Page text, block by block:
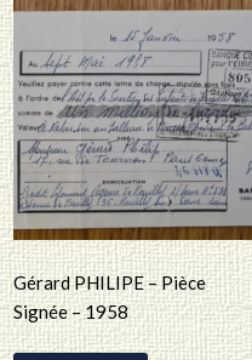
Gérard PHILIPE – Pièce
Signée – 1958